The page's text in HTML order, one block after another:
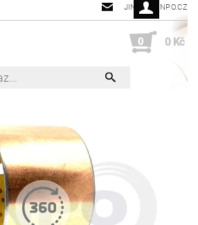
JINPO@JINPO.CZ
0 0 Kč